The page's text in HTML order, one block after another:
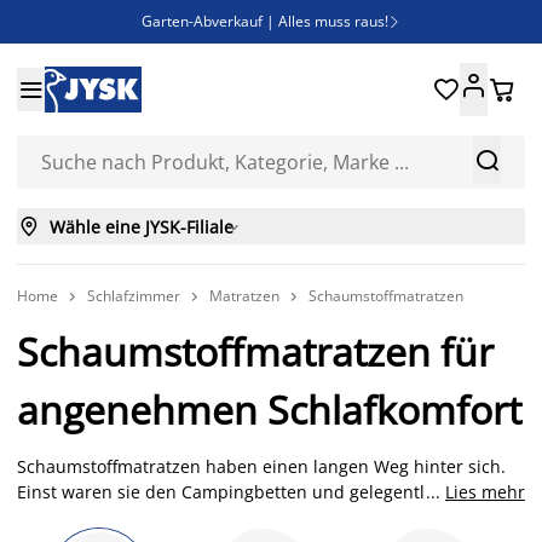
Garten-Abverkauf | Alles muss raus! 
Bist du Unternehmer? Entdecke JYSK-B2B
Esszimmerstuhl ADSLEV um nur 40€


 
 Wähle eine JYSK-Filiale
Home  Schlafzimmer  Matratzen  Schaumstoffmatratzen
Schaumstoffmatratzen für
angenehmen Schlafkomfort
Schaumstoffmatratzen haben einen langen Weg hinter sich.
Einst waren sie den Campingbetten und gelegentlichen
... Lies mehr